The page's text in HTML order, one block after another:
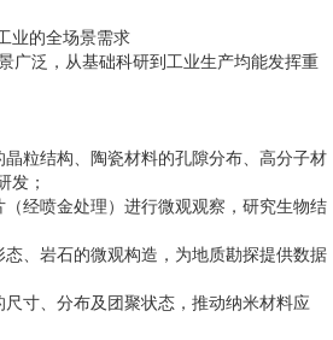
业的全场景需求
广泛，从基础科研到工业生产均能发挥重
粒结构、陶瓷材料的孔隙分布、高分子材
发；
经喷金处理）进行微观观察，研究生物结
、岩石的微观构造，为地质勘探提供数据
寸、分布及团聚状态，推动纳米材料应